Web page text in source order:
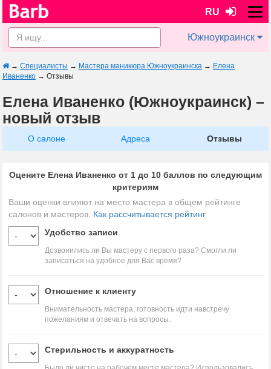
RU
Южноукраинск
→ Специалисты → Мастера маникюра Южноукраинска → Елена
Иваненко → Отзывы
Елена Иваненко (Южноукраинск) –
новый отзыв
О салоне Адреса Отзывы
Оцените Елена Иваненко от 1 до 10 баллов по следующим
критериям
Ваши оценки влияют на место мастера в общем рейтинге
салонов и мастеров. Как рассчитывается рейтинг
Удобство записи
Дозвонились ли Вы мастеру с первого раза? Смогли ли
записаться на удобное для Вас время?
Отношение к клиенту
Внимательность мастера, готовность идти навстречу
пожеланиям и отвечать на вопросы.
Стерильность и аккуратность